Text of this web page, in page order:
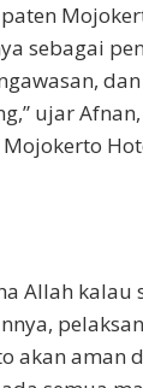
sebagai
ujar Afnan,
Allah kalau
akan aman